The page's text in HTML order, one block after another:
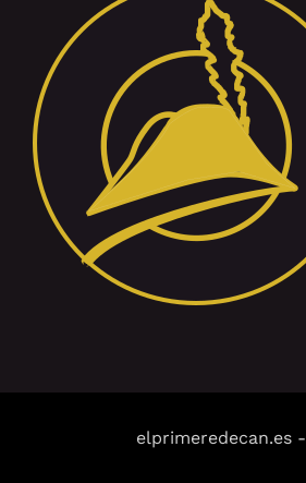
elprimeredecan.es-